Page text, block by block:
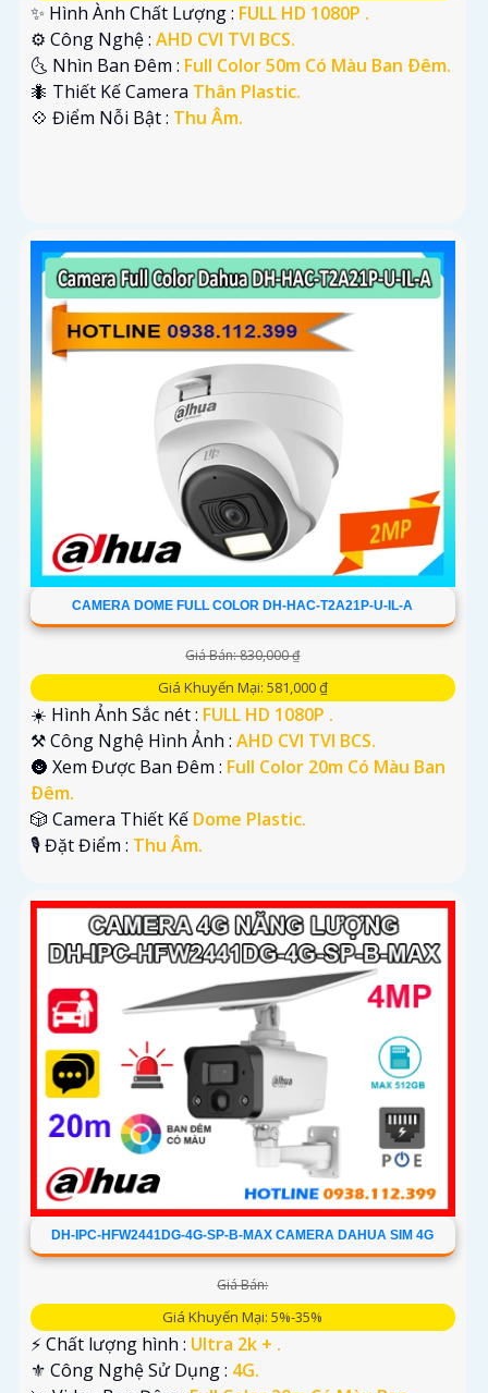
✨ Hình Ành Chất Lượng : FULL HD 1080P .
⚙ Công Nghệ : AHD CVI TVI BCS.
🌜 Nhìn Ban Đêm : Full Color 50m Có Màu Ban Ðêm.
🐜 Thiết Kế Camera Thân Plastic.
️💠 Điểm Nỗi Bật : Thu Âm.
CAMERA DOME FULL COLOR DH-HAC-T2A21P-U-IL-A
Giá Bán: 830,000 ₫
Giá Khuyến Mại: 581,000 ₫
☀️ Hình Ảnh Sắc nét : FULL HD 1080P .
⚒ Công Nghệ Hình Ảnh : AHD CVI TVI BCS.
🌚 Xem Được Ban Đêm : Full Color 20m Có Màu Ban
Ðêm.
🎲 Camera Thiết Kế Dome Plastic.
️🎙 Đặt Điểm : Thu Âm.
DH-IPC-HFW2441DG-4G-SP-B-MAX CAMERA DAHUA SIM 4G
Giá Bán:
Giá Khuyến Mại: 5%-35%
️⚡ Chất lượng hình : Ultra 2k + .
⚜️ Công Nghệ Sử Dụng : 4G.